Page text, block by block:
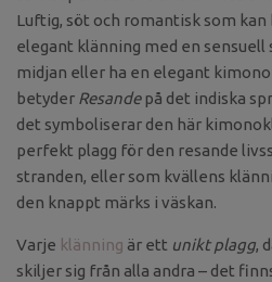
Luftig, söt och romantisk som kan
elegant klänning med en
midjan eller ha en elegant
betyder Resande på det indiska
det symboliserar den här
perfekt plagg för den resande
stranden, eller som kvällens
den knappt märks i väskan.
Varje klänning är ett unikt plagg,
skiljer sig från alla andra – det